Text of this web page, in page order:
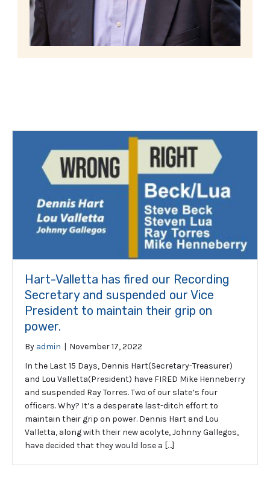
Hart-Valletta has fired our Recording
Secretary and suspended our Vice
President to maintain their grip on
power.
By admin | November 17, 2022
In the Last 15 Days, Dennis Hart(Secretary-Treasurer)
and Lou Valletta(President) have FIRED Mike Henneberry
and suspended Ray Torres. Two of our slate’s four
officers. Why? It’s a desperate last-ditch effort to
maintain their grip on power. Dennis Hart and Lou
Valletta, along with their new acolyte, Johnny Gallegos,
have decided that they would lose a […]